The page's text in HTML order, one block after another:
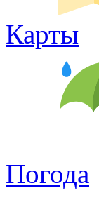
Карты
Погода